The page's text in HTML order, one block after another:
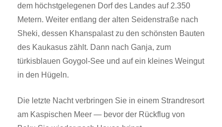
dem höchstgelegenen Dorf des Landes auf 2.350
Metern. Weiter entlang der alten Seidenstraße nach
Sheki, dessen Khanspalast zu den schönsten Bauten
des Kaukasus zählt. Dann nach Ganja, zum
türkisblauen Goygol-See und auf ein kleines Weingut
in den Hügeln.
Die letzte Nacht verbringen Sie in einem Strandresort
am Kaspischen Meer — bevor der Rückflug von